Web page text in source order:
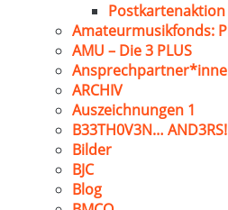
Postkartenaktion
Amateurmusikfonds:
AMU – Die 3 PLUS
ARCHIV
Auszeichnungen 1
B33TH0V3N…
Bilder
BJC
Blog